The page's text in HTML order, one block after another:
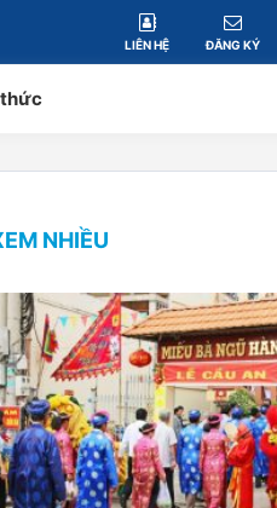
LIÊN HỆ ĐĂNG KÝ
thức
NHIỀU